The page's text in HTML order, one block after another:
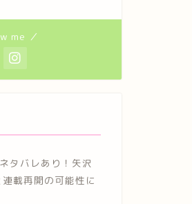
me ／
タバレあり！矢沢
載再開の可能性に